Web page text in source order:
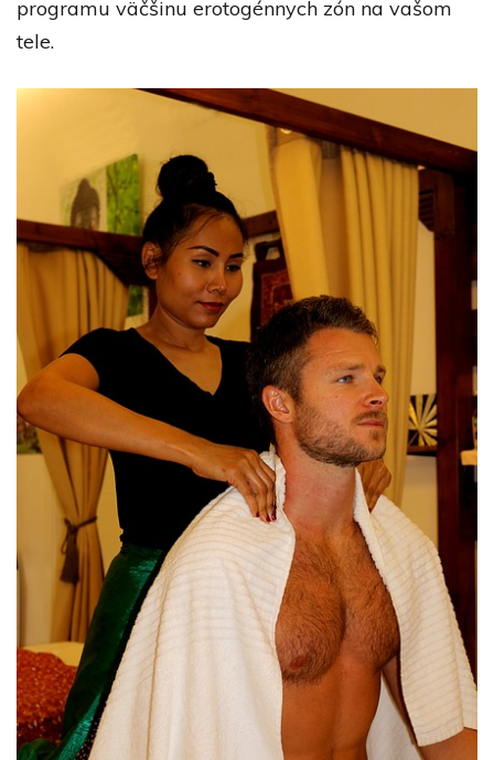
programu väčšinu erotogénnych zón na vašom
tele.